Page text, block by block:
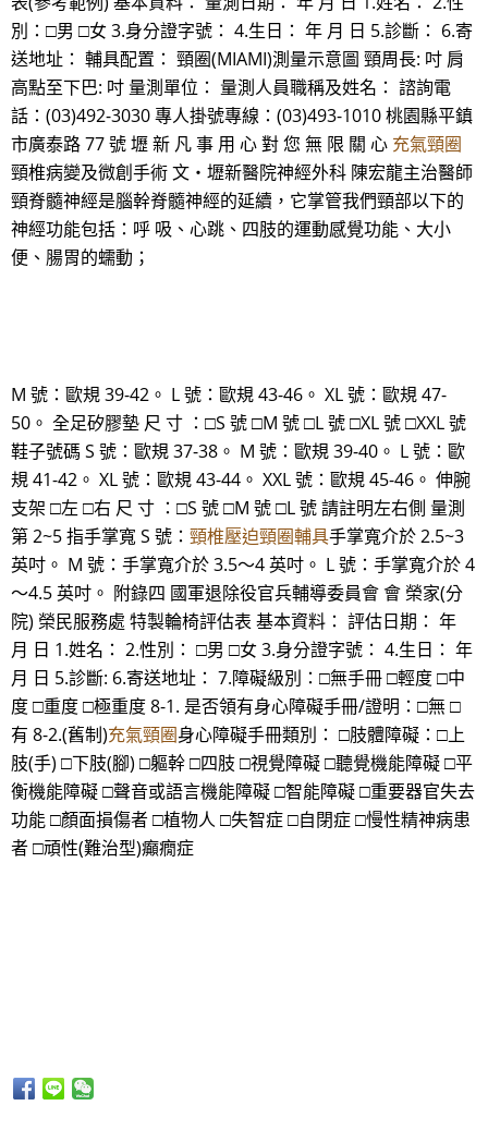
別：□男 □女 3.身分證字號： 4.生日： 年 月 日 5.診斷： 6.寄
送地址： 輔具配置： 頸圈(MIAMI)測量示意圖 頸周長: 吋 肩
高點至下巴: 吋 量測單位： 量測人員職稱及姓名： 諮詢電
話：(03)492-3030 專人掛號專線：(03)493-1010 桃園縣平鎮
市廣泰路 77 號 壢 新 凡 事 用 心 對 您 無 限 關 心 充氣頸圈
頸椎病變及微創手術 文‧壢新醫院神經外科 陳宏龍主治醫師
頸脊髓神經是腦幹脊髓神經的延續，它掌管我們頸部以下的
神經功能包括：呼 吸、心跳、四肢的運動感覺功能、大小
便、腸胃的蠕動；
M 號：歐規 39-42。 L 號：歐規 43-46。 XL 號：歐規 47-
50。 全足矽膠墊 尺 寸 ：□S 號 □M 號 □L 號 □XL 號 □XXL 號
鞋子號碼 S 號：歐規 37-38。 M 號：歐規 39-40。 L 號：歐
規 41-42。 XL 號：歐規 43-44。 XXL 號：歐規 45-46。 伸腕
支架 □左 □右 尺 寸 ：□S 號 □M 號 □L 號 請註明左右側 量測
第 2~5 指手掌寬 S 號： 頸椎壓迫頸圈輔具手掌寬介於 2.5~3
英吋。 M 號：手掌寬介於 3.5～4 英吋。 L 號：手掌寬介於 4
～4.5 英吋。 附錄四 國軍退除役官兵輔導委員會 會 榮家(分
院) 榮民服務處 特製輪椅評估表 基本資料： 評估日期： 年
月 日 1.姓名： 2.性別： □男 □女 3.身分證字號： 4.生日： 年
月 日 5.診斷: 6.寄送地址： 7.障礙級別：□無手冊 □輕度 □中
度 □重度 □極重度 8-1. 是否領有身心障礙手冊/證明：□無 □
有 8-2.(舊制)充氣頸圈身心障礙手冊類別： □肢體障礙：□上
肢(手) □下肢(腳) □軀幹 □四肢 □視覺障礙 □聽覺機能障礙 □平
衡機能障礙 □聲音或語言機能障礙 □智能障礙 □重要器官失去
功能 □顏面損傷者 □植物人 □失智症 □自閉症 □慢性精神病患
者 □頑性(難治型)癲癇症